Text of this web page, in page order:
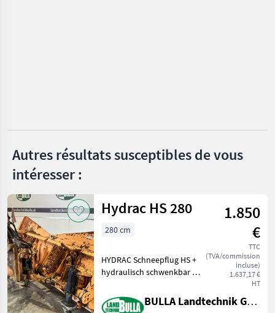
Wintec
Schmidt
Afficher
tous
les 40
MARKETPLACE
Marketplace
Offres des
distributeurs
Petites
Autres résultats susceptibles de vous
intéresser :
Hydrac HS 280
1.850
€
TTC
(TVA/commission
incluse)
1.637,17 €
HT
280 cm
HYDRAC Schneepflug HS +
hydraulisch schwenkbar +
Anbauplatte + Hakenmaß
Mitte Mitte 50 cm
BULLA Landtechnik GmbH